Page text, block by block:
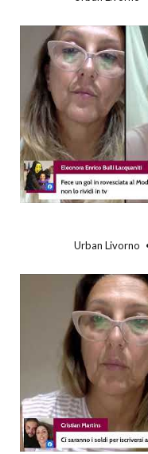
Urban Livorno